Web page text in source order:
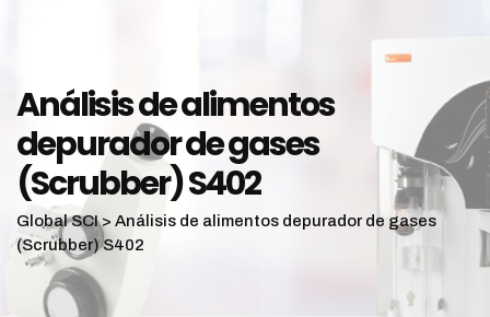
Análisis de alimentos
depurador de gases
(Scrubber) S402
Global SCI> Análisis de alimentos depurador de gases
(Scrubber) S402